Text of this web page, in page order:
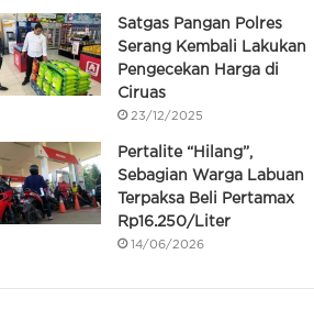
Satgas Pangan Polres
Serang Kembali Lakukan
Pengecekan Harga di
Ciruas
23/12/2025
Pertalite “Hilang”,
Sebagian Warga Labuan
Terpaksa Beli Pertamax
Rp16.250/Liter
14/06/2026